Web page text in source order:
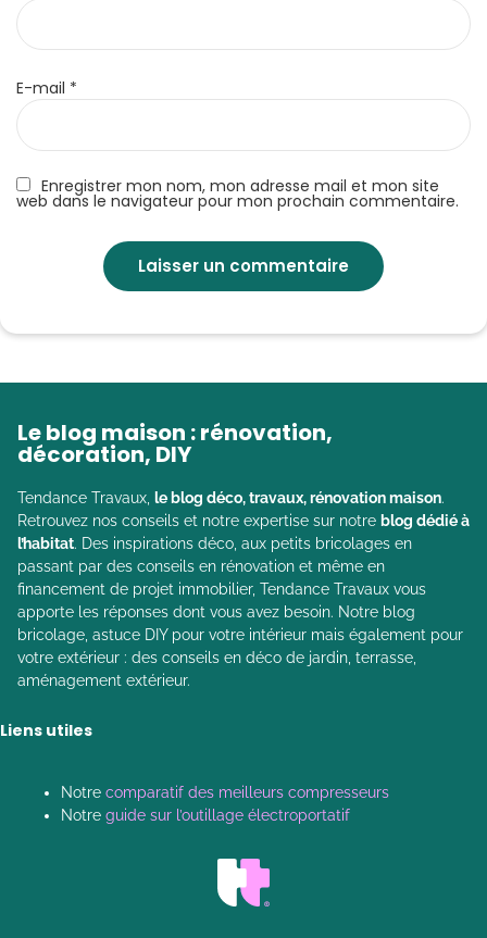
Enregistrer mon nom, mon adresse mail et mon site
web dans le navigateur pour mon prochain commentaire.
E-mail *
Le blog maison : rénovation,
décoration, DIY
Tendance Travaux, le blog déco, travaux, rénovation maison.
Retrouvez nos conseils et notre expertise sur notre blog dédié à
l’habitat. Des inspirations déco, aux petits bricolages en
passant par des conseils en rénovation et même en
financement de projet immobilier, Tendance Travaux vous
apporte les réponses dont vous avez besoin. Notre blog
bricolage, astuce DIY pour votre intérieur mais également pour
votre extérieur : des conseils en déco de jardin, terrasse,
aménagement extérieur.
Liens utiles
Notre comparatif des meilleurs compresseurs
Notre guide sur l’outillage électroportatif